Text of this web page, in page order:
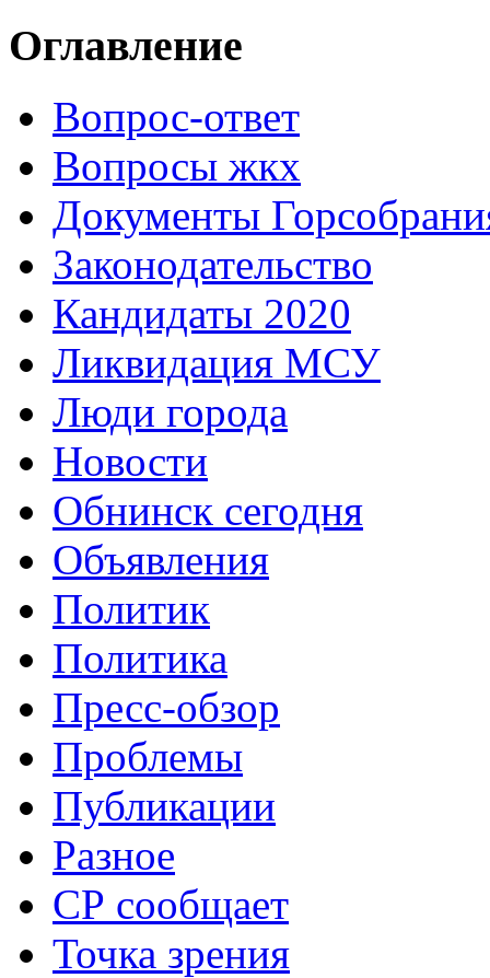
Оглавление
Вопрос-ответ
Вопросы жкх
Документы
Законодательство
Кандидаты 2020
Ликвидация МСУ
Люди города
Новости
Обнинск сегодня
Объявления
Политик
Политика
Пресс-обзор
Проблемы
Публикации
Разное
СР сообщает
Точка зрения